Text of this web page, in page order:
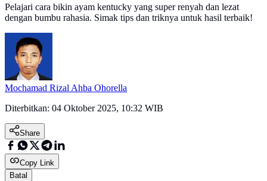
Pelajari cara bikin ayam kentucky yang super renyah dan lezat
dengan bumbu rahasia. Simak tips dan triknya untuk hasil terbaik!
Mochamad Rizal Ahba Ohorella
Diterbitkan: 04 Oktober 2025, 10:32 WIB
Share
Copy Link
Batal